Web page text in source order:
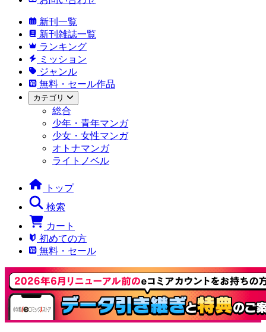
新刊一覧
新刊雑誌一覧
ランキング
ミッション
ジャンル
無料・セール作品
カテゴリ
総合
少年・青年マンガ
少女・女性マンガ
オトナマンガ
ライトノベル
トップ
検索
カート
初めての方
無料・セール